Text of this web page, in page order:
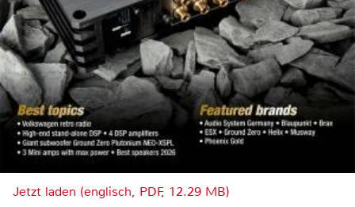
Jetzt laden (englisch, PDF, 12.29 MB)